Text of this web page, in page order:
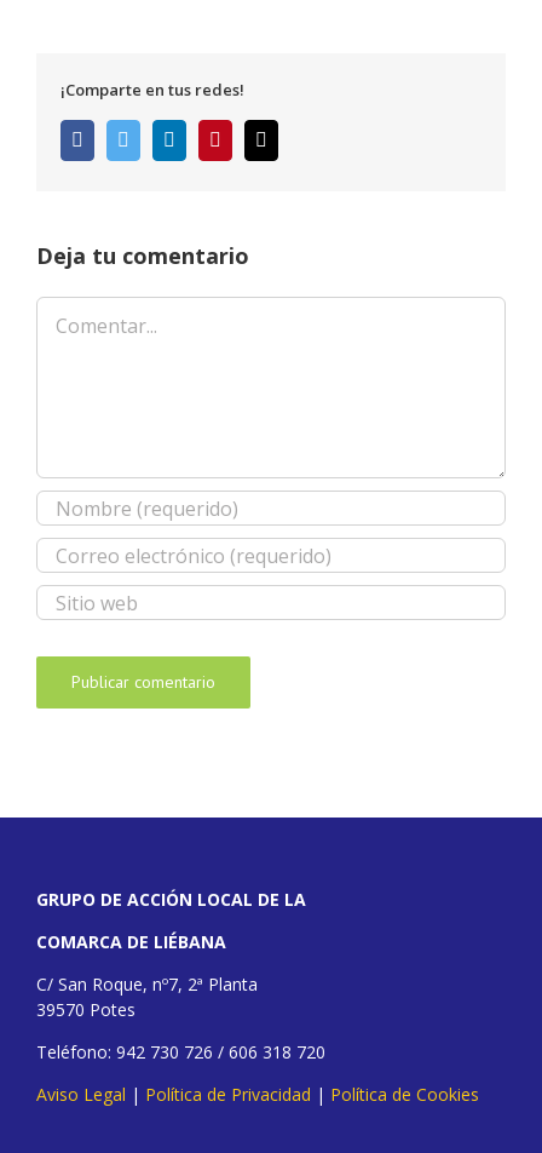
¡Comparte en tus redes!
FacebookTwitter LinkedInPinterest
electrónico
Deja tu comentario
Comentar
GRUPO DE ACCIÓN LOCAL DE LA
COMARCA DE LIÉBANA
C/ San Roque, nº7, 2ª Planta
39570 Potes
Teléfono: 942 730 726 / 606 318 720
Aviso Legal | Política de Privacidad | Política de Cookies